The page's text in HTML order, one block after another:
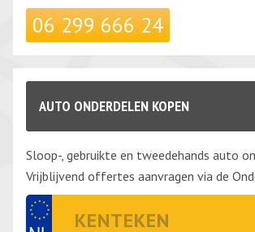
06 299 666 24
AUTO ONDERDELEN KOPEN
Sloop-, gebruikte en tweedehands auto
Vrijblijvend offertes aanvragen via de